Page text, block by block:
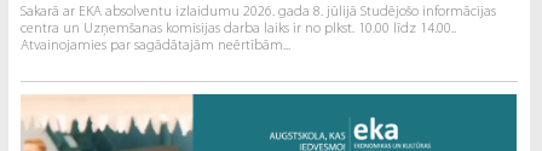
Sakarā ar EKA absolventu izlaidumu 2026. gada 8. jūlijā Studējošo informācijas
centra un Uzņemšanas komisijas darba laiks ir no plkst. 10.00 līdz 14.00..
Atvainojamies par sagādātajām neērtībām...